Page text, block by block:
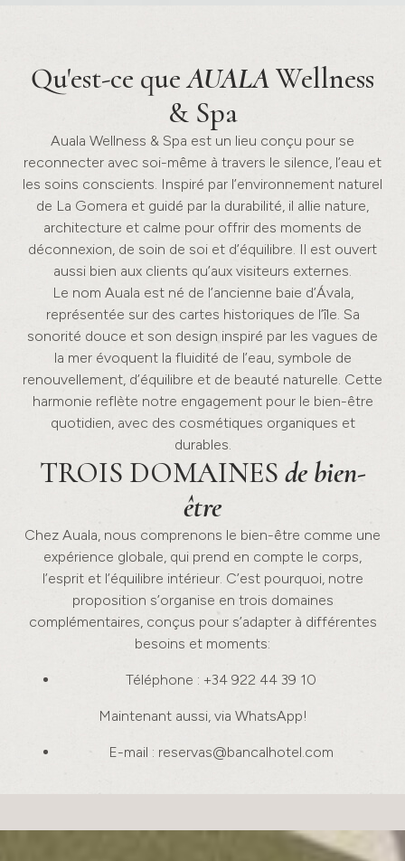
Qu'est-ce queAUALAWellness
& Spa
Auala Wellness & Spa est un lieu conçu pour se
reconnecter avec soi-même à travers le silence, l’eau et
les soins conscients. Inspiré par l’environnement naturel
de La Gomera et guidé par la durabilité, il allie nature,
architecture et calme pour offrir des moments de
déconnexion, de soin de soi et d’équilibre. Il est ouvert
aussi bien aux clients qu’aux visiteurs externes.
Le nom Auala est né de l’ancienne baie d’Ávala,
représentée sur des cartes historiques de l’île. Sa
sonorité douce et son design inspiré par les vagues de
la mer évoquent la fluidité de l’eau, symbole de
renouvellement, d’équilibre et de beauté naturelle. Cette
harmonie reflète notre engagement pour le bien-être
quotidien, avec des cosmétiques organiques et
durables.
TROIS DOMAINES de bien-
être
Chez Auala, nous comprenons le bien-être comme une
expérience globale, qui prend en compte le corps,
l’esprit et l’équilibre intérieur. C’est pourquoi, notre
proposition s’organise en trois domaines
complémentaires, conçus pour s’adapter à différentes
besoins et moments:
Téléphone : +34 922 44 39 10
Maintenant aussi, via WhatsApp!
E-mail : reservas@bancalhotel.com